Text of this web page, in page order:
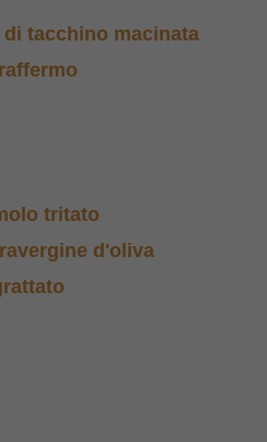
di tacchino macinata
tritato
d'oliva